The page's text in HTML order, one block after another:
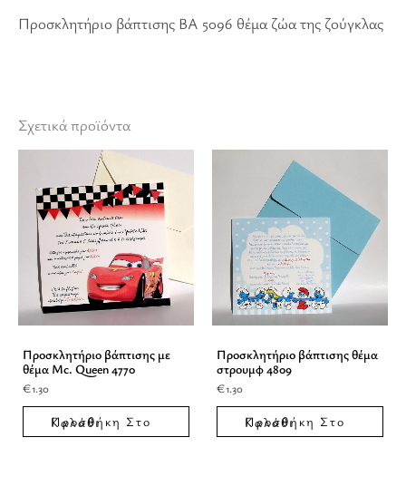
Προσκλητήριο βάπτισης ΒΑ 5096 θέμα ζώα της ζούγκλας
Σχετικά προϊόντα
Προσκλητήριο βάπτισης με
θέμα Mc. Queen 4770
€1.30
Προσθήκη Στο Καλάθι
Προσκλητήριο βάπτισης θέμα
στρουμφ 4809
€1.30
Προσθήκη Στο Καλάθι